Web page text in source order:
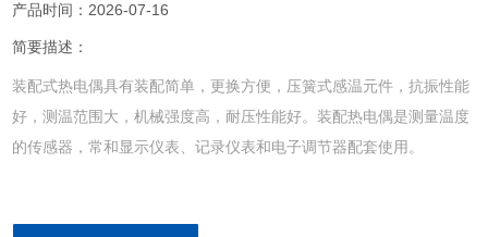
产品时间：2026-07-16
简要描述：
装配式热电偶具有装配简单，更换方便，压簧式感温元件，抗振性能
好，测温范围大，机械强度高，耐压性能好。装配热电偶是测量温度
的传感器，常和显示仪表、记录仪表和电子调节器配套使用。